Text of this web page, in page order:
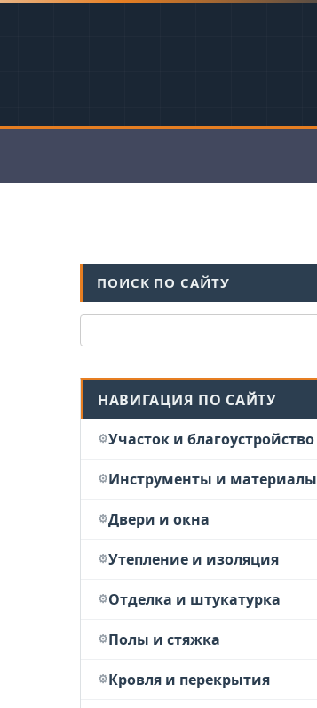
ПОИСК ПО САЙТУ
НАВИГАЦИЯ ПО САЙТУ
Участок и благоустройство
Инструменты и материалы
Двери и окна
Утепление и изоляция
Отделка и штукатурка
Полы и стяжка
Кровля и перекрытия